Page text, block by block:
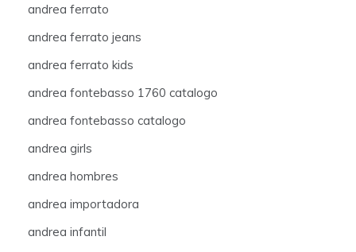
andrea ferrato
andrea ferrato jeans
andrea ferrato kids
andrea fontebasso 1760 catalogo
andrea fontebasso catalogo
andrea girls
andrea hombres
andrea importadora
andrea infantil